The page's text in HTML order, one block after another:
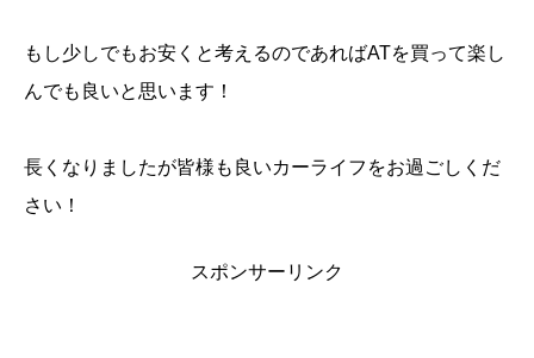
もし少しでもお安くと考えるのであればATを買って楽し
んでも良いと思います！
長くなりましたが皆様も良いカーライフをお過ごしくだ
さい！
スポンサーリンク